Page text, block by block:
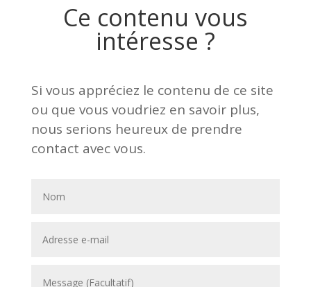
Ce contenu vous
intéresse ?
Si vous appréciez le contenu de ce site
ou que vous voudriez en savoir plus,
nous serions heureux de prendre
contact avec vous.